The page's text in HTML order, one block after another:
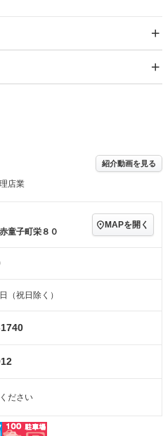
センターデフロック
装備略号／用語解説
キーレス
ローダウン
ベンチシート
紹介動画を見る
店業
童子町栄８０
MAPを開く
（祝日除く）
ださい